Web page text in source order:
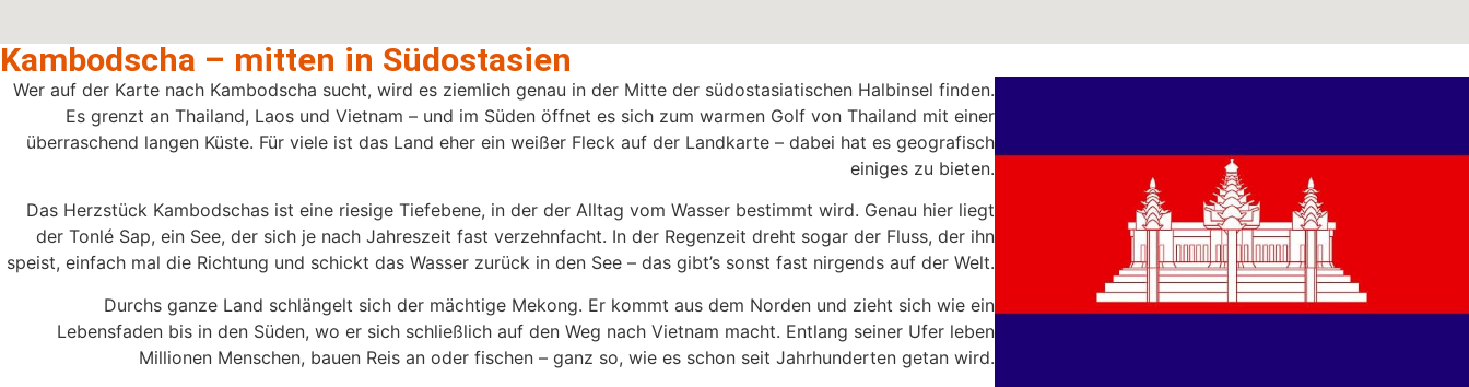
Kambodscha – mitten in Südostasien
Wer auf der Karte nach Kambodscha sucht, wird es ziemlich genau in der Mitte der südostasiatischen Halbinsel finden.
Es grenzt an Thailand, Laos und Vietnam – und im Süden öffnet es sich zum warmen Golf von Thailand mit einer
überraschend langen Küste. Für viele ist das Land eher ein weißer Fleck auf der Landkarte – dabei hat es geografisch
einiges zu bieten.
Das Herzstück Kambodschas ist eine riesige Tiefebene, in der der Alltag vom Wasser bestimmt wird. Genau hier liegt
der Tonlé Sap, ein See, der sich je nach Jahreszeit fast verzehnfacht. In der Regenzeit dreht sogar der Fluss, der ihn
speist, einfach mal die Richtung und schickt das Wasser zurück in den See – das gibt’s sonst fast nirgends auf der Welt.
Durchs ganze Land schlängelt sich der mächtige Mekong. Er kommt aus dem Norden und zieht sich wie ein
Lebensfaden bis in den Süden, wo er sich schließlich auf den Weg nach Vietnam macht. Entlang seiner Ufer leben
Millionen Menschen, bauen Reis an oder fischen – ganz so, wie es schon seit Jahrhunderten getan wird.